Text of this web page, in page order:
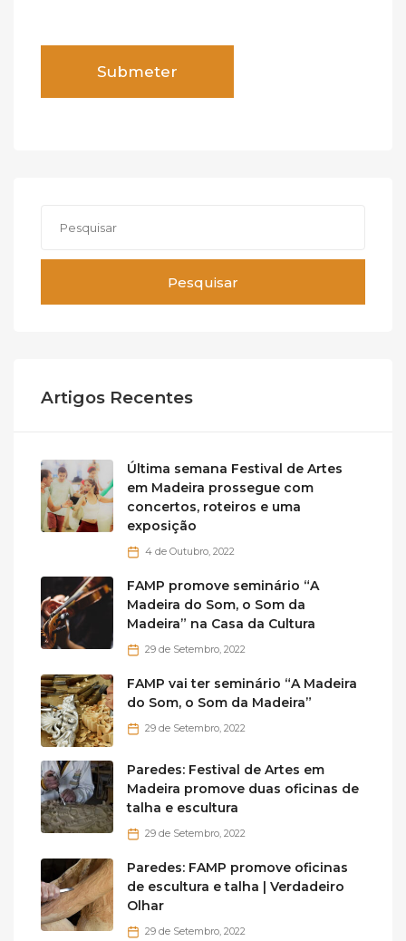
Pesquisar
Artigos Recentes
Última semana Festival de Artes
em Madeira prossegue com
concertos, roteiros e uma
exposição
4 de Outubro, 2022
FAMP promove seminário “A
Madeira do Som, o Som da
Madeira” na Casa da Cultura
29 de Setembro, 2022
FAMP vai ter seminário “A Madeira
do Som, o Som da Madeira”
29 de Setembro, 2022
Paredes: Festival de Artes em
Madeira promove duas oficinas de
talha e escultura
29 de Setembro, 2022
Paredes: FAMP promove oficinas
de escultura e talha | Verdadeiro
Olhar
29 de Setembro, 2022